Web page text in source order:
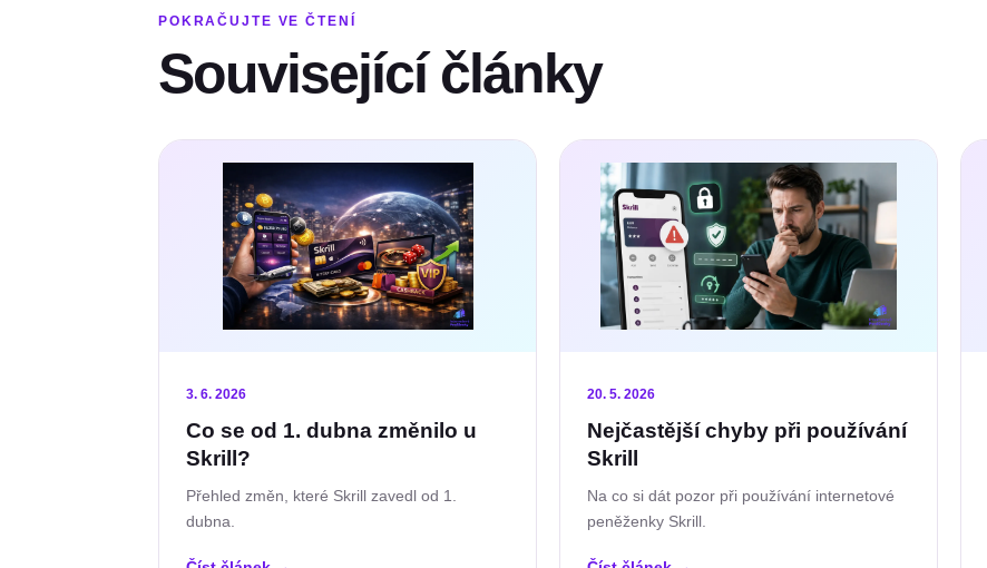
POKRAČUJTE VE ČTENÍ
Související články
3. 6. 2026
Co se od 1. dubna změnilo u
Skrill?
Přehled změn, které Skrill zavedl od 1.
dubna.
20. 5. 2026
Nejčastější chyby při používání
Skrill
Na co si dát pozor při používání internetové
peněženky Skrill.